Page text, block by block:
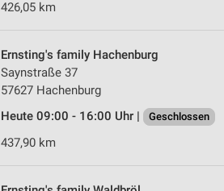
426,05 km
Ernsting's family Hachenburg
Saynstraße 37
57627 Hachenburg
Heute 09:00 - 16:00 Uhr |
Geschlossen
437,90 km